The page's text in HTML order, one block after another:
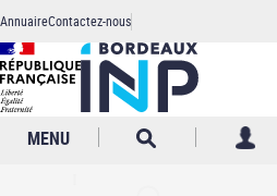
Aller
au
contenu
principal
Header
AnnuaireContactez-nous
MENU
Panneau de gestion des cookies